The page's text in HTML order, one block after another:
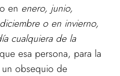
en enero, junio,
o en invierno,
cualquiera de la
esa persona, para la
obsequio de